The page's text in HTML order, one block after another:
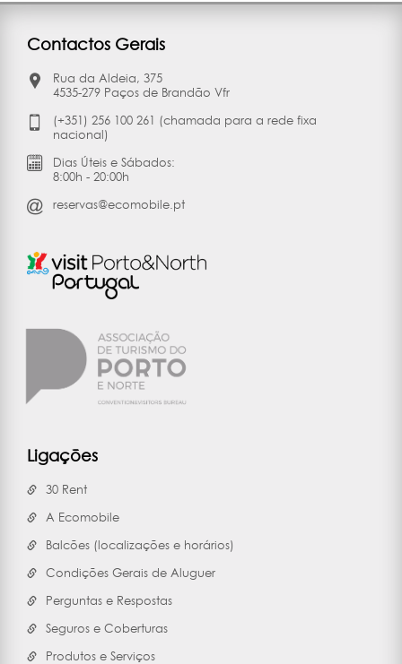
Contactos Gerais
Rua da Aldeia, 375
4535-279 Paços de Brandão Vfr
(+351) 256 100 261 (chamada para a rede fixa
nacional)
Dias Úteis e Sábados:
8:00h - 20:00h
reservas@ecomobile.pt
Ligações
30 Rent
A Ecomobile
Balcões (localizações e horários)
Condições Gerais de Aluguer
Perguntas e Respostas
Seguros e Coberturas
Produtos e Serviços